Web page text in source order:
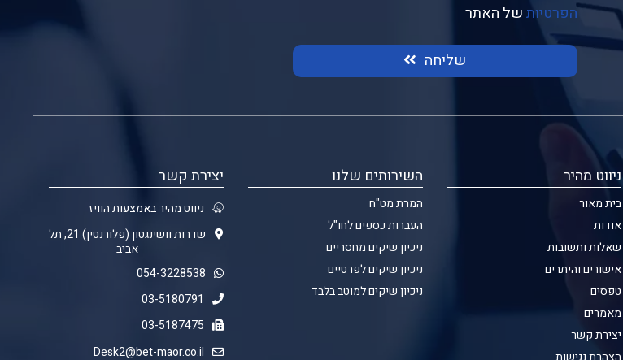
הפרטיותשל האתר
שליחה
ניווט מהיר
בית מאור
אודות
שאלות ותשובות
אישורים והיתרים
טפסים
מאמרים
יצירת קשר
השירותים שלנו
המרת מט"ח
העברות כספים לחו"ל
ניכיון שיקים מחסריים
ניכיון שיקים לפרטיים
ניכיון שיקים למוטב בלבד
יצירת קשר
ניווט מהיר באמצעות הוויז
שדרות וושינגטון (פלורנטין) 21, תל
אביב
054-3228538
03-5180791
03-5187475
Desk2@bet-maor.co.il